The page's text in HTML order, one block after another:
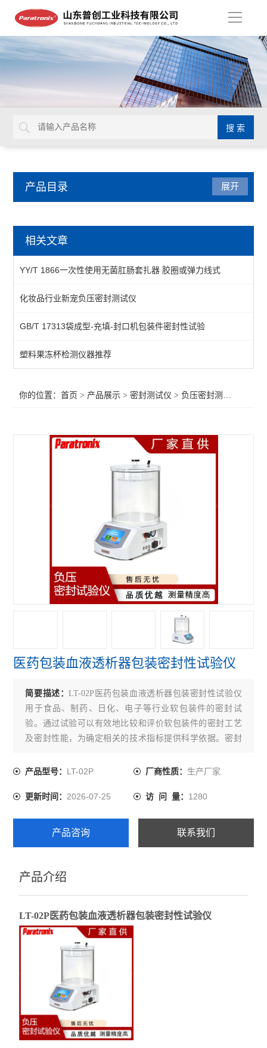
导
产品目录
减压仪
不透水性测试仪
包装泄漏测试仪
微生物入密封侵试验仪
包装完整性测试仪
水性笔泄漏密封测试仪
泄漏与密封强度测试仪
无损密封测试仪
查看全部 >>
展开
相关文章
YY/T 1866一次性使用无菌肛肠套扎器 胶圈或弹力线式
化妆品行业新宠负压密封测试仪
GB/T 17313袋成型-充填-封口机包装件密封性试验
塑料果冻杯检测仪器推荐
你的位置：首页 > 产品展示 >密封测试仪 > 负压密封测试仪
医药包装血液透析器包装密封性试验仪
简要描述：LT-02P医药包装血液透析器包装密封性试验仪
用于食品、制药、日化、电子等行业软包装件的密封试
验。通过试验可以有效地比较和评价软包装件的密封工艺
及密封性能，为确定相关的技术指标提供科学依据。密封
试。
产品型号： LT-02P 厂商性质： 生产厂家
更新时间：2026-07-25 访 问 量： 1280
产品咨询 联系我们
产品介绍
LT-02P医药包装血液透析器包装密封性试验仪